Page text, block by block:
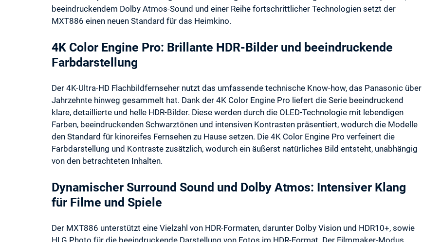
beeindruckendem Dolby Atmos-Sound und einer Reihe fortschrittlicher Technologien setzt der
MXT886 einen neuen Standard für das Heimkino.
4K Color Engine Pro: Brillante HDR-Bilder und beeindruckende
Farbdarstellung
Der 4K-Ultra-HD Flachbildfernseher nutzt das umfassende technische Know-how, das Panasonic über
Jahrzehnte hinweg gesammelt hat. Dank der 4K Color Engine Pro liefert die Serie beeindruckend
klare, detaillierte und helle HDR-Bilder. Diese werden durch die OLED-Technologie mit lebendigen
Farben, beeindruckenden Schwarztönen und intensiven Kontrasten präsentiert, wodurch die Modelle
den Standard für kinoreifes Fernsehen zu Hause setzen. Die 4K Color Engine Pro verfeinert die
Farbdarstellung und Kontraste zusätzlich, wodurch ein äußerst natürliches Bild entsteht, unabhängig
von den betrachteten Inhalten.
Dynamischer Surround Sound und Dolby Atmos: Intensiver Klang
für Filme und Spiele
Der MXT886 unterstützt eine Vielzahl von HDR-Formaten, darunter Dolby Vision und HDR10+, sowie